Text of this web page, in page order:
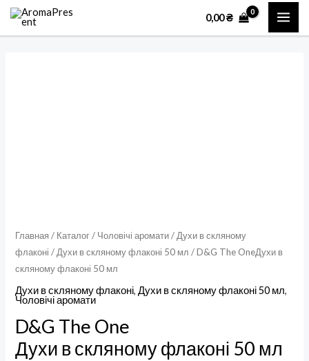
Перейти
0,00₴
Главная / Каталог/ Чоловічі аромати/ Духи в скляному
флаконі / Духи в скляному флаконі 50 мл / D&G The OneДухи в
скляному флаконі 50 мл
Духи в скляному флаконі,Духи в скляному флаконі 50 мл,
Чоловічі аромати
D&G The One
Духи в скляному флаконі 50 мл
мл